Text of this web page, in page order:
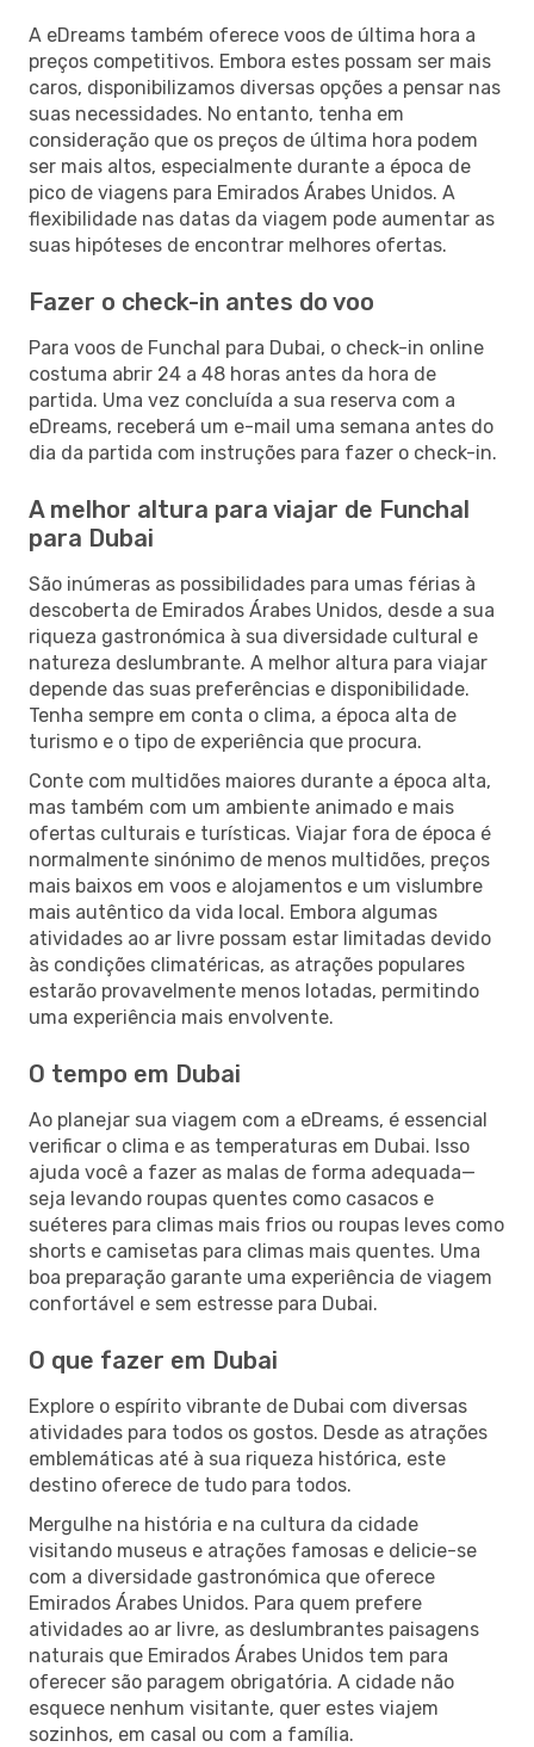
A eDreams também oferece voos de última hora a
preços competitivos. Embora estes possam ser mais
caros, disponibilizamos diversas opções a pensar nas
suas necessidades. No entanto, tenha em
consideração que os preços de última hora podem
ser mais altos, especialmente durante a época de
pico de viagens para Emirados Árabes Unidos. A
flexibilidade nas datas da viagem pode aumentar as
suas hipóteses de encontrar melhores ofertas.
Fazer o check-in antes do voo
Para voos de Funchal para Dubai, o check-in online
costuma abrir 24 a 48 horas antes da hora de
partida. Uma vez concluída a sua reserva com a
eDreams, receberá um e-mail uma semana antes do
dia da partida com instruções para fazer o check-in.
A melhor altura para viajar de Funchal
para Dubai
São inúmeras as possibilidades para umas férias à
descoberta de Emirados Árabes Unidos, desde a sua
riqueza gastronómica à sua diversidade cultural e
natureza deslumbrante. A melhor altura para viajar
depende das suas preferências e disponibilidade.
Tenha sempre em conta o clima, a época alta de
turismo e o tipo de experiência que procura.
Conte com multidões maiores durante a época alta,
mas também com um ambiente animado e mais
ofertas culturais e turísticas. Viajar fora de época é
normalmente sinónimo de menos multidões, preços
mais baixos em voos e alojamentos e um vislumbre
mais autêntico da vida local. Embora algumas
atividades ao ar livre possam estar limitadas devido
às condições climatéricas, as atrações populares
estarão provavelmente menos lotadas, permitindo
uma experiência mais envolvente.
O tempo em Dubai
Ao planejar sua viagem com a eDreams, é essencial
verificar o clima e as temperaturas em Dubai. Isso
ajuda você a fazer as malas de forma adequada—
seja levando roupas quentes como casacos e
suéteres para climas mais frios ou roupas leves como
shorts e camisetas para climas mais quentes. Uma
boa preparação garante uma experiência de viagem
confortável e sem estresse para Dubai.
O que fazer em Dubai
Explore o espírito vibrante de Dubai com diversas
atividades para todos os gostos. Desde as atrações
emblemáticas até à sua riqueza histórica, este
destino oferece de tudo para todos.
Mergulhe na história e na cultura da cidade
visitando museus e atrações famosas e delicie-se
com a diversidade gastronómica que oferece
Emirados Árabes Unidos. Para quem prefere
atividades ao ar livre, as deslumbrantes paisagens
naturais que Emirados Árabes Unidos tem para
oferecer são paragem obrigatória. A cidade não
esquece nenhum visitante, quer estes viajem
sozinhos, em casal ou com a família.